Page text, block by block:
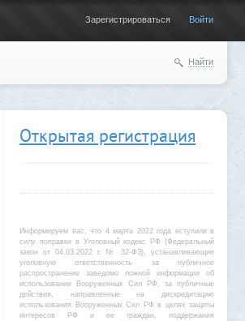
Зарегистрироваться Войти
Найти
Открытая регистрация
Информируем вас, что 4 марта 2022 года вступили в
силу поправки в Уголовный кодекс РФ (Федеральный
закон от 04.03.2022 г. № 32-ФЗ), устанавливающие
уголовную ответственность за публичное
распространение заведомо ложной информации об
использовании Вооруженных Сил РФ, за публичные
действия, направленные на дискредитацию
использования Вооруженных Сил РФ в целях защиты
интересов РФ и ее граждан, поддержания